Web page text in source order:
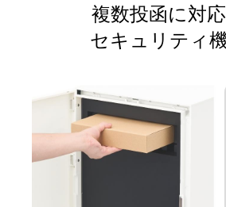
複数投函に対
セキュリティ機